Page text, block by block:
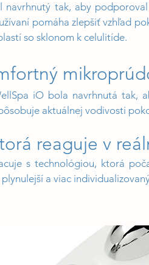
tak, aby
pomáha zlepšiť vzhľad
so sklonom k celulitíde.
iO bola navrhnutá tak,
aktuálnej vodivosti
reaguje v
s technológiou, ktorá
a viac